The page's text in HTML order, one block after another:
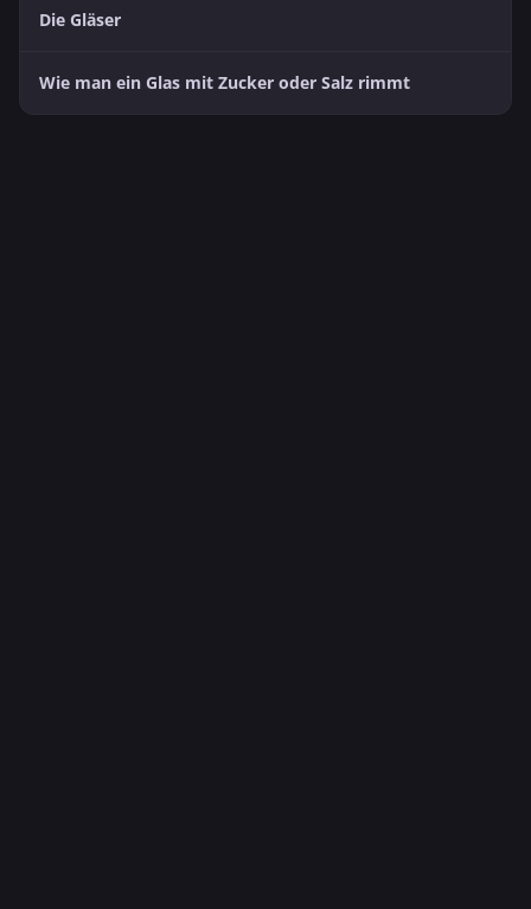
Die Gläser
Wie man ein Glas mit Zucker oder Salz rimmt